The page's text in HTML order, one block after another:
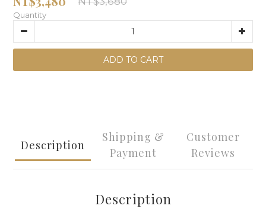
Quantity
ADD TO CART
Description
Shipping &
Payment
Customer
Reviews
Description